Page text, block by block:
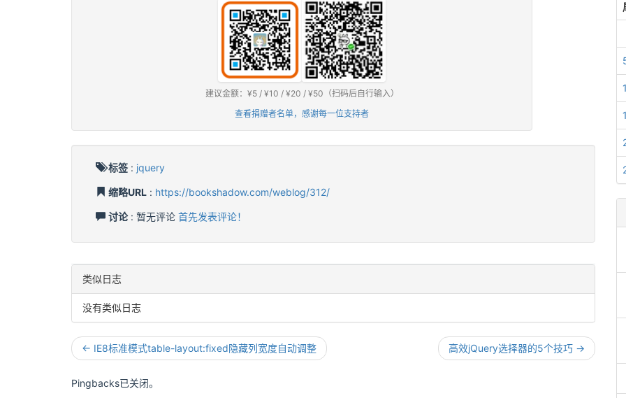
建议金额：¥5 / ¥10 / ¥20 / ¥50（扫码后自行输入）
查看捐赠者名单，感谢每一位支持者
标签 : jquery
缩略URL : https://bookshadow.com/weblog/312/
讨论: 暂无评论 首先发表评论！
类似日志
没有类似日志
高效jQuery选择器的5个技巧 →
← IE8标准模式table-layout:fixed隐藏列宽度自动调整
Pingbacks已关闭。